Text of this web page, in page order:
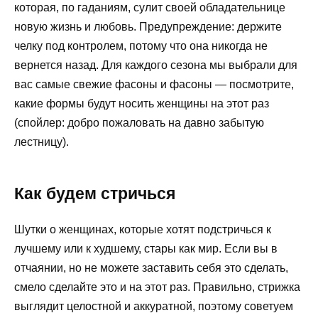
которая, по гаданиям, сулит своей обладательнице
новую жизнь и любовь. Предупреждение: держите
челку под контролем, потому что она никогда не
вернется назад. Для каждого сезона мы выбрали для
вас самые свежие фасоны и фасоны — посмотрите,
какие формы будут носить женщины на этот раз
(спойлер: добро пожаловать на давно забытую
лестницу).
Как будем стричься
Шутки о женщинах, которые хотят подстричься к
лучшему или к худшему, стары как мир. Если вы в
отчаянии, но не можете заставить себя это сделать,
смело сделайте это и на этот раз. Правильно, стрижка
выглядит целостной и аккуратной, поэтому советуем